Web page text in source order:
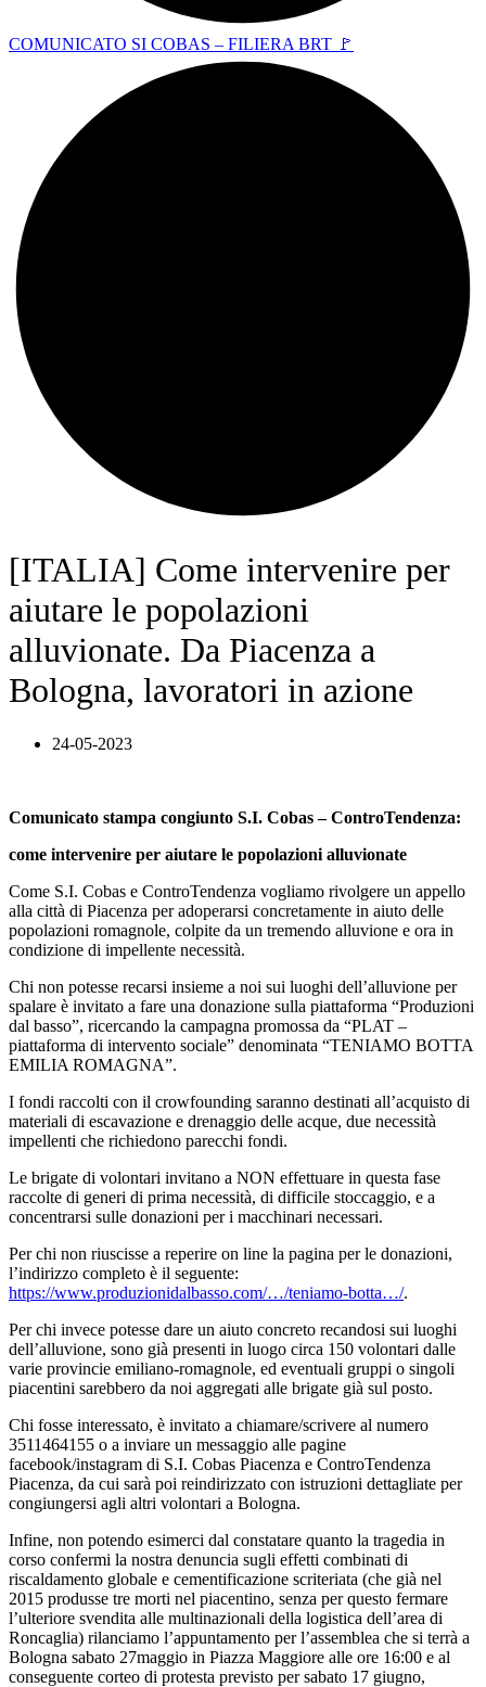
COMUNICATO SI COBAS – FILIERA BRT 🚩
[ITALIA] Come intervenire per
aiutare le popolazioni
alluvionate. Da Piacenza a
Bologna, lavoratori in azione
24-05-2023
Comunicato stampa congiunto S.I. Cobas – ControTendenza:
come intervenire per aiutare le popolazioni alluvionate
Come S.I. Cobas e ControTendenza vogliamo rivolgere un appello
alla città di Piacenza per adoperarsi concretamente in aiuto delle
popolazioni romagnole, colpite da un tremendo alluvione e ora in
condizione di impellente necessità.
Chi non potesse recarsi insieme a noi sui luoghi dell’alluvione per
spalare è invitato a fare una donazione sulla piattaforma “Produzioni
dal basso”, ricercando la campagna promossa da “PLAT –
piattaforma di intervento sociale” denominata “TENIAMO BOTTA
EMILIA ROMAGNA”.
I fondi raccolti con il crowfounding saranno destinati all’acquisto di
materiali di escavazione e drenaggio delle acque, due necessità
impellenti che richiedono parecchi fondi.
Le brigate di volontari invitano a NON effettuare in questa fase
raccolte di generi di prima necessità, di difficile stoccaggio, e a
concentrarsi sulle donazioni per i macchinari necessari.
Per chi non riuscisse a reperire on line la pagina per le donazioni,
l’indirizzo completo è il seguente:
https://www.produzionidalbasso.com/…/teniamo-botta…/.
Per chi invece potesse dare un aiuto concreto recandosi sui luoghi
dell’alluvione, sono già presenti in luogo circa 150 volontari dalle
varie provincie emiliano-romagnole, ed eventuali gruppi o singoli
piacentini sarebbero da noi aggregati alle brigate già sul posto.
Chi fosse interessato, è invitato a chiamare/scrivere al numero
3511464155 o a inviare un messaggio alle pagine
facebook/instagram di S.I. Cobas Piacenza e ControTendenza
Piacenza, da cui sarà poi reindirizzato con istruzioni dettagliate per
congiungersi agli altri volontari a Bologna.
Infine, non potendo esimerci dal constatare quanto la tragedia in
corso confermi la nostra denuncia sugli effetti combinati di
riscaldamento globale e cementificazione scriteriata (che già nel
2015 produsse tre morti nel piacentino, senza per questo fermare
l’ulteriore svendita alle multinazionali della logistica dell’area di
Roncaglia) rilanciamo l’appuntamento per l’assemblea che si terrà a
Bologna sabato 27maggio in Piazza Maggiore alle ore 16:00 e al
conseguente corteo di protesta previsto per sabato 17 giugno,